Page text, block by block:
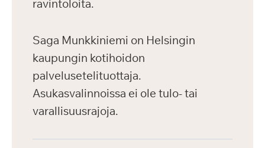
ravintoloita.
Saga Munkkiniemi on Helsingin
kaupungin kotihoidon
palvelusetelituottaja.
Asukasvalinnoissa ei ole tulo- tai
varallisuusrajoja.